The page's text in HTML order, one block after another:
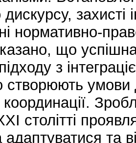
дискурсу,
нормативно-
що
з
створюють умови
столітті
адаптуватися та